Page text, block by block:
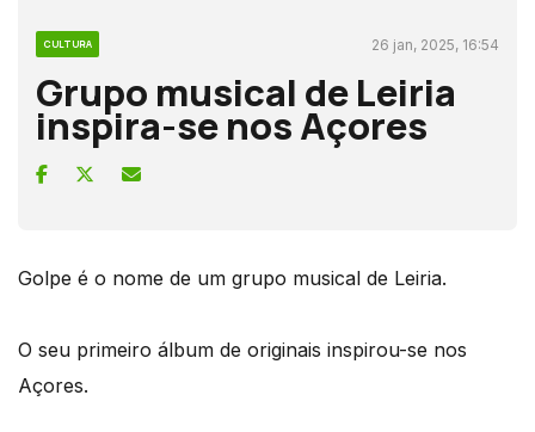
CULTURA 26 jan, 2025, 16:54
Grupo musical de Leiria
inspira-se nos Açores
Golpe é o nome de um grupo musical de Leiria.
O seu primeiro álbum de originais inspirou-se nos
Açores.